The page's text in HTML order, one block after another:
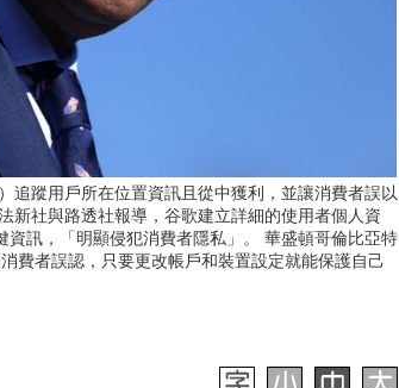
追蹤用戶所在位置資訊且從中獲利，並讓消費者誤以
新社與路透社報導，谷歌建立詳細的使用者個人資
訊，「明顯侵犯消費者隱私」。 華盛頓哥倫比亞特
費者誤認，只要更改帳戶和裝置設定就能保護自己